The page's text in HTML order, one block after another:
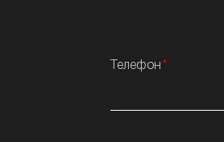
Телефон